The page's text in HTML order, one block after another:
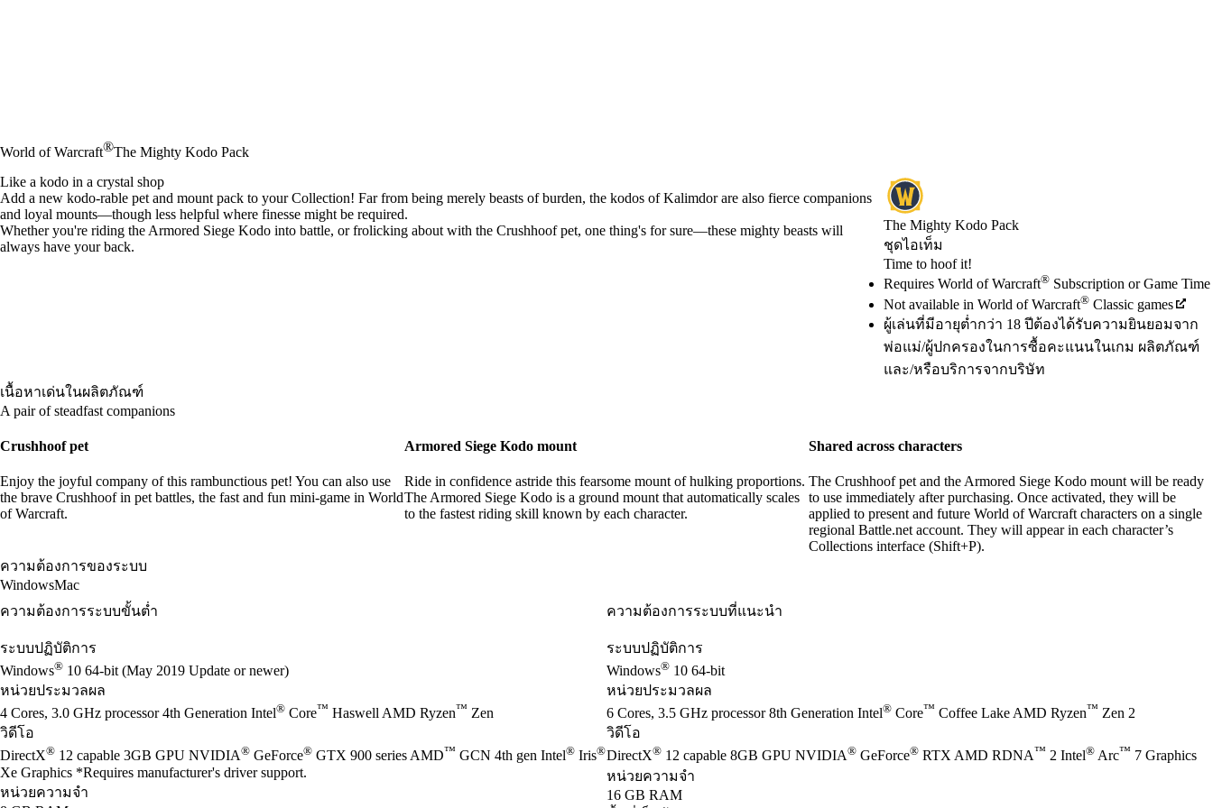
World of Warcraft®The Mighty Kodo Pack
The Mighty Kodo Pack
ชุดไอเท็ม
Product Notification
Time to hoof it!
ราคา
Available actions
Requires World of Warcraft® Subscription or Game Time
Not available in World of Warcraft® Classic games
ผู้เล่นที่มีอายุต่ำกว่า 18 ปีต้องได้รับความยินยอมจาก
พ่อแม่/ผู้ปกครองในการซื้อคะแนนในเกม ผลิตภัณฑ์
และ/หรือบริการจากบริษัท
Like a kodo in a crystal shop
Add a new kodo-rable pet and mount pack to your Collection! Far from being merely beasts of burden, the kodos of Kalimdor are also fierce companions
and loyal mounts—though less helpful where finesse might be required.
Whether you're riding the Armored Siege Kodo into battle, or frolicking about with the Crushhoof pet, one thing's for sure—these mighty beasts will
always have your back.
เนื้อหาเด่นในผลิตภัณฑ์
A pair of steadfast companions
Crushhoof pet
Enjoy the joyful company of this rambunctious pet! You can also use
the brave Crushhoof in pet battles, the fast and fun mini-game in World
of Warcraft.
Armored Siege Kodo mount
Ride in confidence astride this fearsome mount of hulking proportions.
The Armored Siege Kodo is a ground mount that automatically scales
to the fastest riding skill known by each character.
Shared across characters
The Crushhoof pet and the Armored Siege Kodo mount will be ready
to use immediately after purchasing. Once activated, they will be
applied to present and future World of Warcraft characters on a single
regional Battle.net account. They will appear in each character’s
Collections interface (Shift+P).
ความต้องการของระบบ
WindowsMac
ความต้องการระบบขั้นต่ำ
ระบบปฏิบัติการ
Windows® 10 64-bit (May 2019 Update or newer)
หน่วยประมวลผล
4 Cores, 3.0 GHz processor 4th Generation Intel® Core™ Haswell AMD Ryzen™ Zen
วิดีโอ
DirectX® 12 capable 3GB GPU NVIDIA® GeForce® GTX 900 series AMD™ GCN 4th gen Intel® Iris®
Xe Graphics *Requires manufacturer's driver support.
หน่วยความจำ
ความต้องการระบบที่แนะนำ
ระบบปฏิบัติการ
Windows® 10 64-bit
หน่วยประมวลผล
6 Cores, 3.5 GHz processor 8th Generation Intel® Core™ Coffee Lake AMD Ryzen™ Zen 2
วิดีโอ
DirectX® 12 capable 8GB GPU NVIDIA® GeForce® RTX AMD RDNA™ 2 Intel® Arc™ 7 Graphics
หน่วยความจำ
16 GB RAM